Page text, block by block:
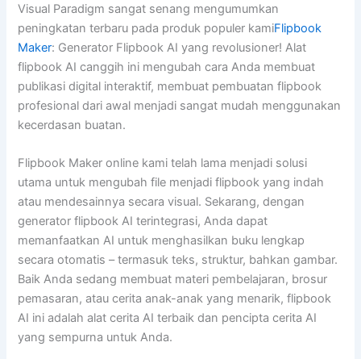
Visual Paradigm sangat senang mengumumkan
peningkatan terbaru pada produk populer kamiFlipbook
Maker: Generator Flipbook AI yang revolusioner! Alat
flipbook AI canggih ini mengubah cara Anda membuat
publikasi digital interaktif, membuat pembuatan flipbook
profesional dari awal menjadi sangat mudah menggunakan
kecerdasan buatan.
Flipbook Maker online kami telah lama menjadi solusi
utama untuk mengubah file menjadi flipbook yang indah
atau mendesainnya secara visual. Sekarang, dengan
generator flipbook AI terintegrasi, Anda dapat
memanfaatkan AI untuk menghasilkan buku lengkap
secara otomatis – termasuk teks, struktur, bahkan gambar.
Baik Anda sedang membuat materi pembelajaran, brosur
pemasaran, atau cerita anak-anak yang menarik, flipbook
AI ini adalah alat cerita AI terbaik dan pencipta cerita AI
yang sempurna untuk Anda.